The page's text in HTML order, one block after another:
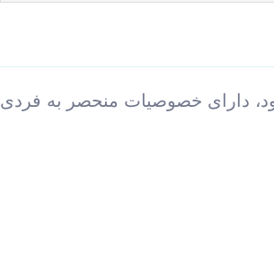
دارای خصوصیات منحصر به فردی